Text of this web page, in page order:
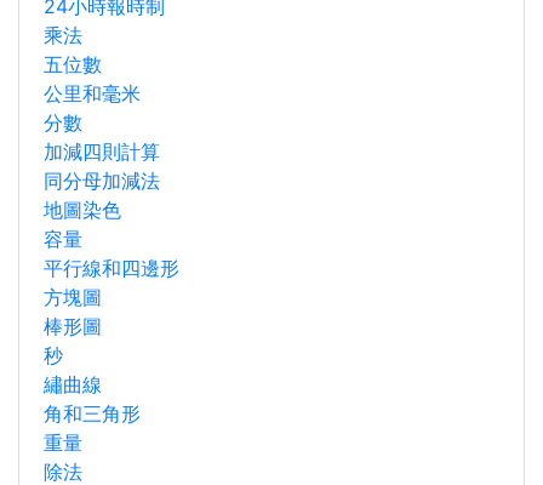
24小時報時制
乘法
五位數
公里和毫米
分數
加減四則計算
同分母加減法
地圖染色
容量
平行線和四邊形
方塊圖
棒形圖
秒
繡曲線
角和三角形
重量
除法